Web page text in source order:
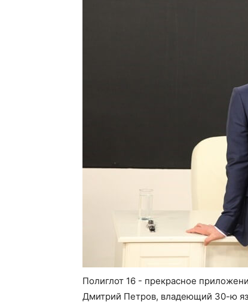
Полиглот 16 - прекрасное
Дмитрий Петров, владеющий 30-ю